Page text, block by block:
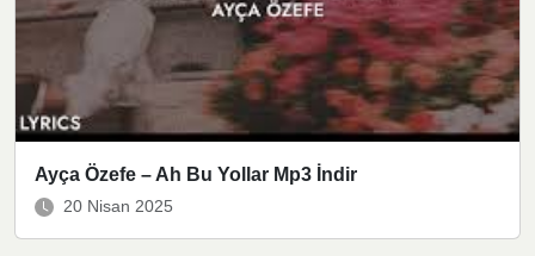
Ayça Özefe – Ah Bu Yollar Mp3 İndir
20 Nisan 2025